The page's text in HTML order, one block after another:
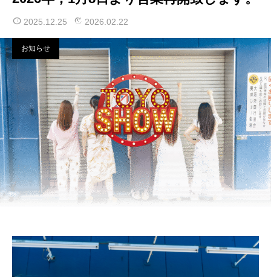
2025.12.25 2026.02.22
お知らせ